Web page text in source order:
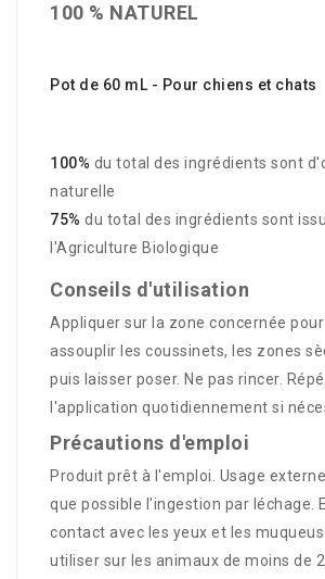
100 % NATUREL
Pot de 60 mL - Pour chiens et chats
100% du total des ingrédients sont
naturelle
75% du total des ingrédients sont
l'Agriculture Biologique
Conseils d'utilisation
Appliquer sur la zone concernée
assouplir les coussinets, les zones
puis laisser poser. Ne pas rincer.
l'application quotidiennement si
Précautions d'emploi
Produit prêt à l'emploi. Usage
que possible l'ingestion par léchage.
contact avec les yeux et les
utiliser sur les animaux de moins de